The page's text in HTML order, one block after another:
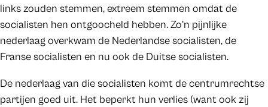
links zouden stemmen, extreem stemmen omdat de
socialisten hen ontgoocheld hebben. Zo’n pijnlijke
nederlaag overkwam de Nederlandse socialisten, de
Franse socialisten en nu ook de Duitse socialisten.
De nederlaag van die socialisten komt de centrumrechtse
partijen goed uit. Het beperkt hun verlies (want ook zij